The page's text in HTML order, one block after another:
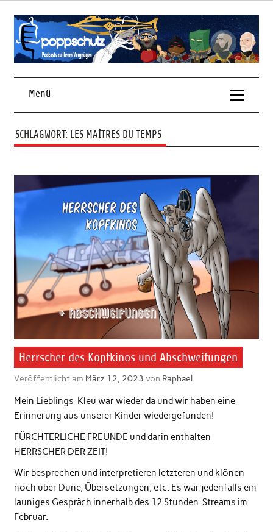
Skip
contentPodcasts zu Ihrem Vergnügen
Menü
SCHLAGWORT: LES MAÎTRES DU TEMPS
Herrscher des Kopfkinos und Abschweifungen
Veröffentlicht am März 12, 2023 von Raphael
Mein Lieblings-Kleu war wieder da und wir haben eine
Erinnerung aus unserer Kinder wiedergefunden!
FÜRCHTERLICHE FREUNDE und darin enthalten
HERRSCHER DER ZEIT!
Wir besprechen und interpretieren letzteren und klönen
noch über Dune, Übersetzungen, etc. Es war jedenfalls ein
launiges Gespräch innerhalb des 12 Stunden-Streams im
Februar.